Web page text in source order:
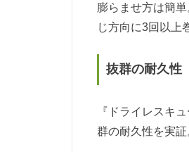
膨らませ方は簡
じ方向に3回以上
抜群の耐久性
『ドライレスキ
群の耐久性を実証